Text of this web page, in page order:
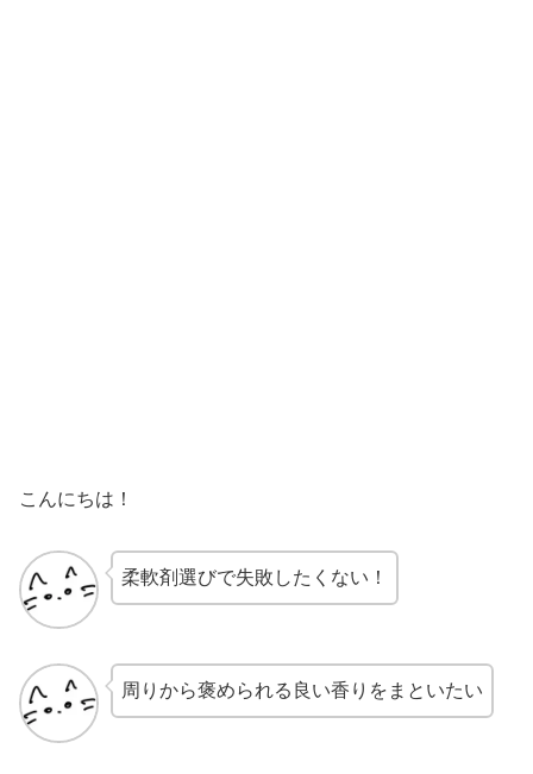
こんにちは！
柔軟剤選びで失敗したくない！
周りから褒められる良い香りをまといたい